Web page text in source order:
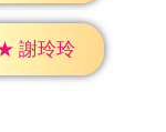
謝玲玲